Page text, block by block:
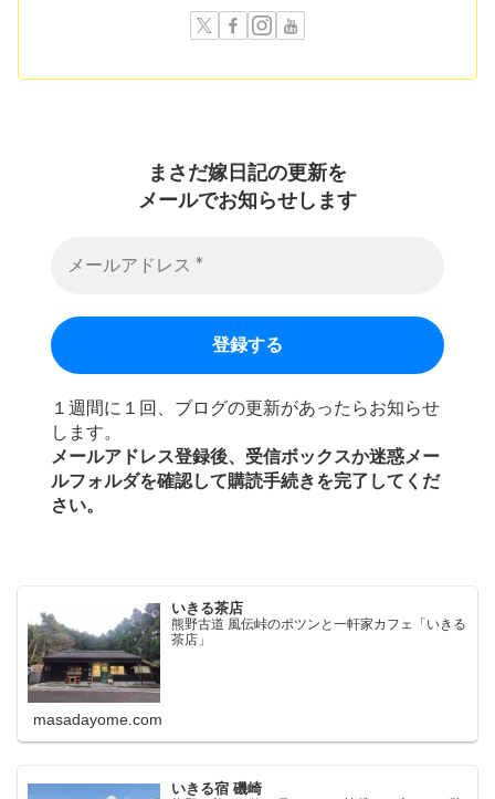
まさだ嫁日記の更新を
メールでお知らせします
１週間に１回、ブログの更新があったらお知らせ
します。
メールアドレス登録後、受信ボックスか迷惑メー
ルフォルダを確認して購読手続きを完了してくだ
さい。
いきる茶店
熊野古道 風伝峠のポツンと一軒家カフェ「いきる
茶店」
masadayome.com
いきる宿 磯崎